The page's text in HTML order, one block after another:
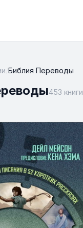
Библия Переводы
453 книги